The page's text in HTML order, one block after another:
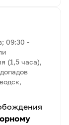
09:30 -
(1,5 часа),